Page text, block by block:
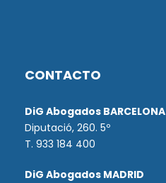
CONTACTO
DiG Abogados BARCELONA
Diputació, 260. 5º
T. 933 184 400
DiG Abogados MADRID